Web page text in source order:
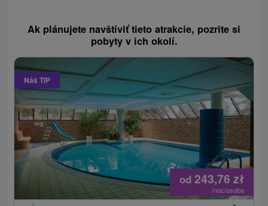
Ak plánujete navštíviť tieto atrakcie, pozrite si
pobyty v ich okolí.
Náš TIP
od 243,76zł
/noc/osoba